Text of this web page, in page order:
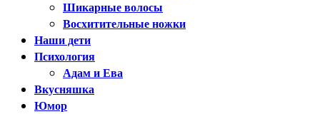
Шикарные волосы
Восхитительные ножки
Наши дети
Психология
Адам и Ева
Вкусняшка
Юмор